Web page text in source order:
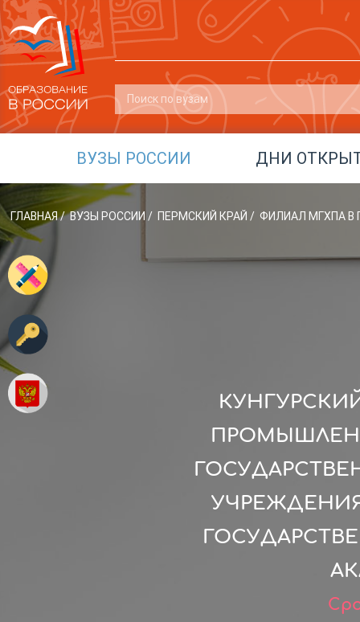
ВУЗЫ РОССИИ ДНИ
ГЛАВНАЯ/ ВУЗЫ РОССИИ / ПЕРМСКИЙ КРАЙ / ФИЛИАЛ МГХПА В